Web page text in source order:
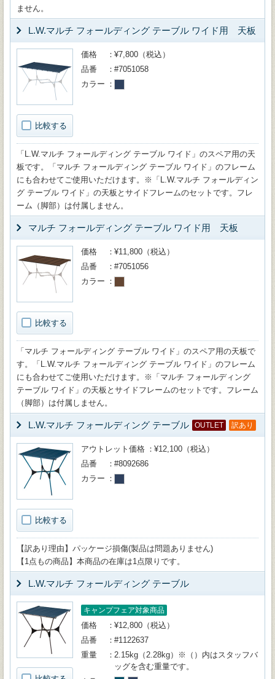
ません。
L.W.マルチ フォールディング テーブル ワイド用 天板
比較する
価格
¥7,800（税込）
品番
#7051058
カラー
「L.W.マルチ フォールディング テーブル ワイド」のスペア用の天
板です。「マルチ フォールディング テーブル ワイド」のフレーム
にも合わせてご使用いただけます。※「L.W.マルチ フォールディン
グ テーブル ワイド」の天板とサイドフレームのセットです。フレ
ーム（脚部）は付属しません。
マルチ フォールディング テーブル ワイド用 天板
比較する
価格
¥11,800（税込）
品番
#7051056
カラー
「マルチ フォールディング テーブル ワイド」のスペア用の天板で
す。「L.W.マルチ フォールディング テーブル ワイド」のフレーム
にも合わせてご使用いただけます。※「マルチ フォールディング
テーブル ワイド」の天板とサイドフレームのセットです。フレーム
（脚部）は付属しません。
L.W.マルチ フォールディング テーブル OUTLET 訳あり
比較する
アウトレット価格
¥12,100（税込）
品番
#8092686
カラー
【訳あり理由】パッケージ損傷(製品は問題ありません)
【1点もの商品】本商品の在庫は1点限りです。
L.W.マルチ フォールディング テーブル
キャンプフェア対象商品
価格
¥12,800（税込）
品番
#1122637
重量
2.15kg（2.28kg）※（）内はスタッフバ
ッグを含む重量です。